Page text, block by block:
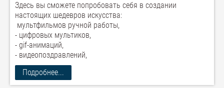
Здесь вы сможете попробовать себя в создании
настоящих шедевров искусства:
мультфильмов ручной работы,
- цифровых мультиков,
- gif-анимаций,
- видеопоздравлений,
Подробнее...